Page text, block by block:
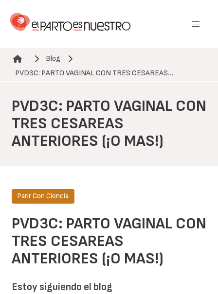
contenido
Ruta de navegación
Blog
PVD3C: PARTO VAGINAL CON TRES CESAREAS…
PVD3C: PARTO VAGINAL CON
TRES CESAREAS
ANTERIORES (¡O MAS!)
PVD3C: PARTO VAGINAL CON
TRES CESAREAS
ANTERIORES (¡O MAS!)
Parir Con Ciencia
Estoy siguiendo el blog